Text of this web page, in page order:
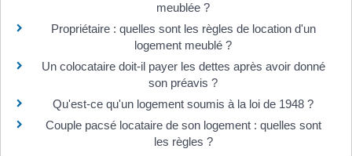
meublée ?
Propriétaire : quelles sont les règles de location d'un
logement meublé ?
Un colocataire doit-il payer les dettes après avoir donné
son préavis ?
Qu'est-ce qu'un logement soumis à la loi de 1948 ?
Couple pacsé locataire de son logement : quelles sont
les règles ?